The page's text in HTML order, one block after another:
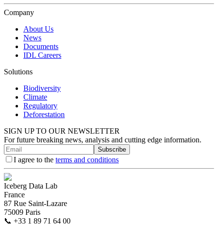
Company
About Us
News
Documents
IDL Careers
Solutions
Biodiversity
Climate
Regulatory
Deforestation
SIGN UP TO OUR NEWSLETTER
For future breaking news, analysis and cutting edge information.
Subscribe
I agree to the terms and conditions
Iceberg Data Lab
France
87 Rue Saint-Lazare
75009 Paris
📞 +33 1 89 71 64 00